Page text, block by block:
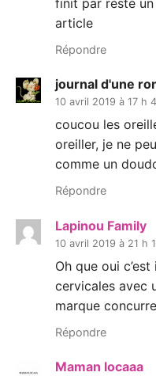
article
Répondre
journal d'une
10 avril 2019 à 17 h
coucou les
oreiller, je ne
comme un
Répondre
Lapinou Family
10 avril 2019 à 21 h
Oh que oui
cervicales avec
marque
Répondre
Maman locaaa